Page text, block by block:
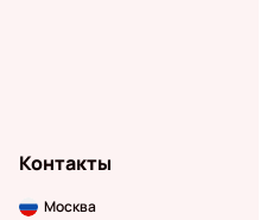
Контакты
Москва